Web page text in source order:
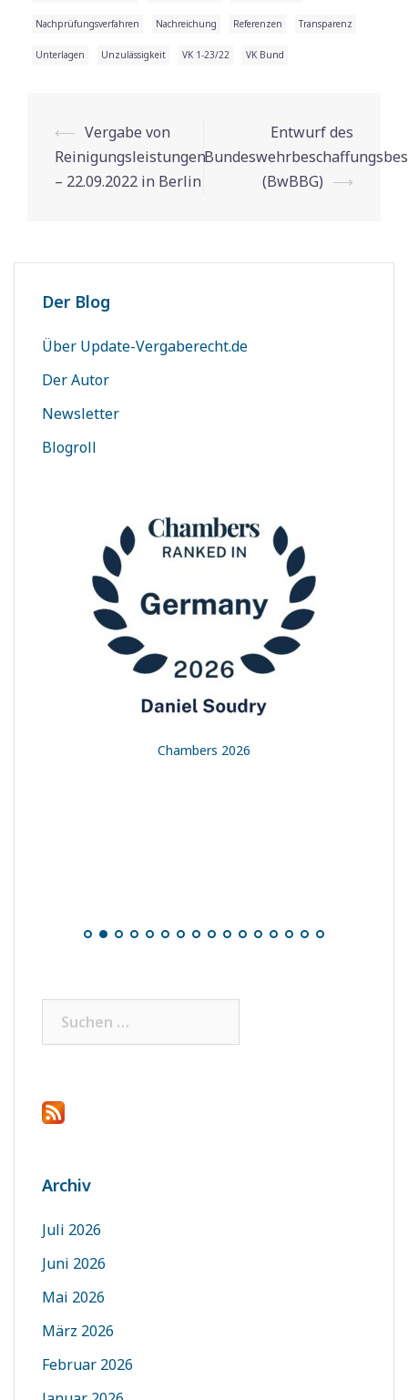
Nachprüfungsverfahren Nachreichung Referenzen Transparenz
Unterlagen Unzulässigkeit VK 1-23/22 VK Bund
Beitrags-
Navigation
⟵ Vergabe von
Reinigungsleistungen
– 22.09.2022 in Berlin
Entwurf des
(BwBBG) ⟶
Der Blog
Über Update-Vergaberecht.de
Der Autor
Newsletter
Blogroll
Chambers 2026
Archiv
Juli 2026
Juni 2026
Mai 2026
März 2026
Februar 2026